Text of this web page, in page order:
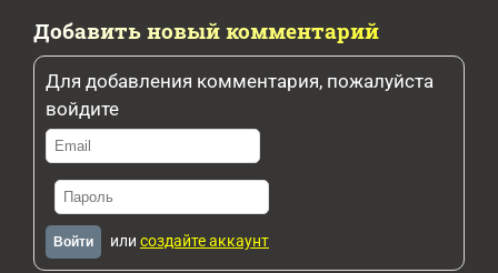
Добавить новый комментарий
Для добавления комментария, пожалуйста
войдите
Войти или создайте аккаунт